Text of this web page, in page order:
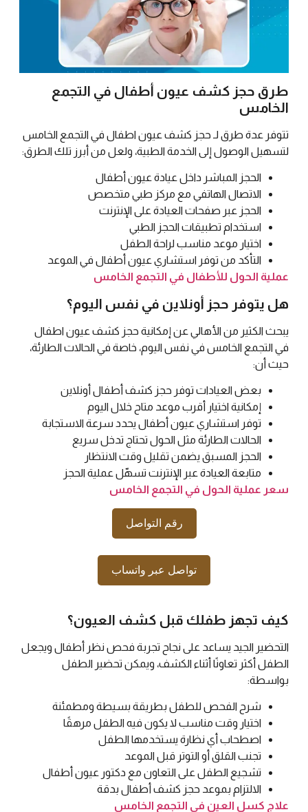
طرق حجز كشف عيون أطفال في التجمع
الخامس
تتوفر عدة طرق لـ حجز كشف عيون اطفال في التجمع الخامس
لتسهيل الوصول إلى الخدمة الطبية، ولعل من أبرز تلك الطرق:
الحجز المباشر داخل عيادة عيون أطفال
الاتصال الهاتفي مع مركز طبي متخصص
الحجز عبر صفحات العيادة على الإنترنت
استخدام تطبيقات الحجز الطبي
اختيار موعد مناسب لراحة الطفل
التأكد من توفر استشاري عيون أطفال في الموعد
عملية الحول للأطفال في التجمع الخامس
هل يتوفر حجز أونلاين في نفس اليوم؟
يبحث الكثير من الأهالي عن إمكانية حجز كشف عيون اطفال
في التجمع الخامس في نفس اليوم، خاصة في الحالات الطارئة،
حيث أن:
بعض العيادات توفر حجز كشف أطفال أونلاين
إمكانية اختيار أقرب موعد متاح خلال اليوم
توفر استشاري عيون أطفال يحدد سرعة الاستجابة
الحالات الطارئة مثل الحول تحتاج تدخل سريع
الحجز المسبق يضمن تقليل وقت الانتظار
متابعة العيادة عبر الإنترنت تسهّل عملية الحجز
سعر عملية الحول في التجمع الخامس
رقم التواصل
تواصل عبر واتساب
كيف تجهز طفلك قبل كشف العيون؟
التحضير الجيد يساعد على نجاح تجربة فحص نظر أطفال ويجعل
الطفل أكثر تعاونًا أثناء الكشف، ويمكن تحضير الطفل
بواسطة:
شرح الفحص للطفل بطريقة بسيطة ومطمئنة
اختيار وقت مناسب لا يكون فيه الطفل مرهقًا
اصطحاب أي نظارة يستخدمها الطفل
تجنب القلق أو التوتر قبل الموعد
تشجيع الطفل على التعاون مع دكتور عيون أطفال
الالتزام بموعد حجز كشف أطفال بدقة
علاج كسل العين في التجمع الخامس